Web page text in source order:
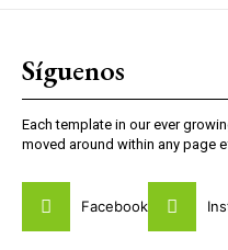
Síguenos
Each template in our ever
moved around within any page
Facebook